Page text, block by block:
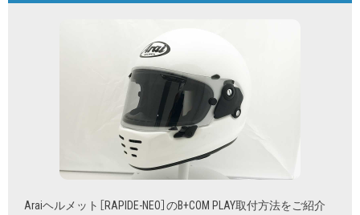
Araiヘルメット［RAPIDE-NEO］のB+COM PLAY取付方法をご紹介